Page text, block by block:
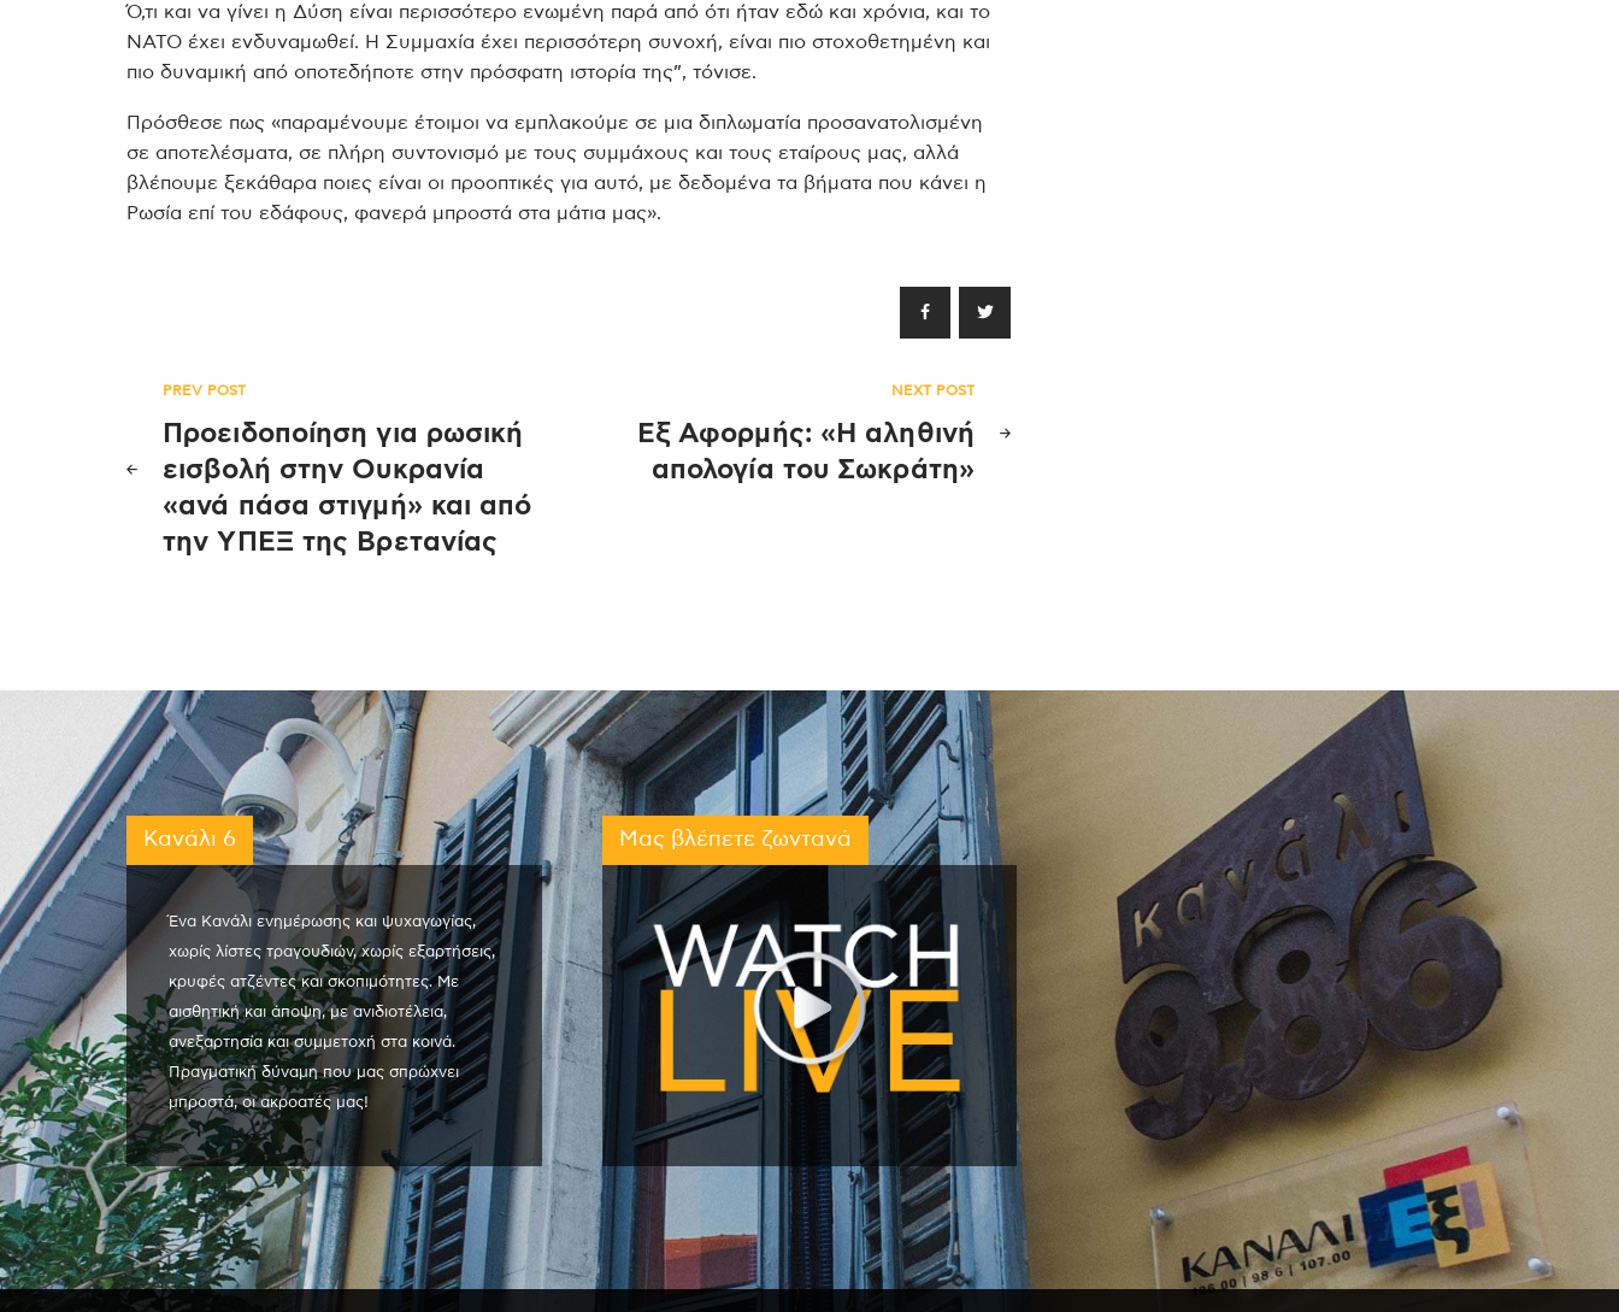
Ό,τι και να γίνει η Δύση είναι περισσότερο ενωμένη παρά από ότι ήταν εδώ και χρόνια, και το
ΝΑΤΟ έχει ενδυναμωθεί. Η Συμμαχία έχει περισσότερη συνοχή, είναι πιο στοχοθετημένη και
πιο δυναμική από οποτεδήποτε στην πρόσφατη ιστορία της”, τόνισε.
Πρόσθεσε πως «παραμένουμε έτοιμοι να εμπλακούμε σε μια διπλωματία προσανατολισμένη
σε αποτελέσματα, σε πλήρη συντονισμό με τους συμμάχους και τους εταίρους μας, αλλά
βλέπουμε ξεκάθαρα ποιες είναι οι προοπτικές για αυτό, με δεδομένα τα βήματα που κάνει η
Ρωσία επί του εδάφους, φανερά μπροστά στα μάτια μας».
Πλοήγηση
άρθρων
PREV POST
Προειδοποίηση για ρωσική
εισβολή στην Ουκρανία
«ανά πάσα στιγμή» και από
την ΥΠΕΞ της Βρετανίας
NEXT POST
Εξ Αφορμής: «Η αληθινή
απολογία του Σωκράτη»
Κανάλι 6
Ένα Κανάλι ενημέρωσης και ψυχαγωγίας,
χωρίς λίστες τραγουδιών, χωρίς εξαρτήσεις,
κρυφές ατζέντες και σκοπιμότητες. Με
αισθητική και άποψη, με ανιδιοτέλεια,
ανεξαρτησία και συμμετοχή στα κοινά.
Πραγματική δύναμη που μας σπρώχνει
μπροστά, οι ακροατές μας!
Μας βλέπετε ζωντανά